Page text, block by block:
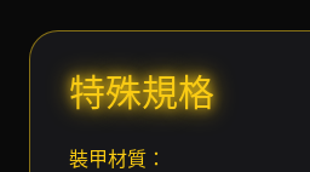
特殊規格
裝甲材質：